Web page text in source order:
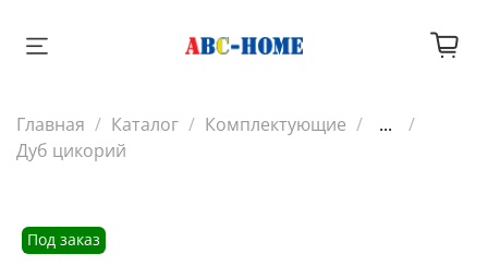
Главная Каталог Комплектующие
...
Дуб цикорий
Под заказ